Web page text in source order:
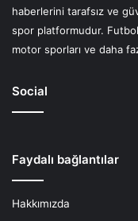
haberlerini tarafsız ve
spor platformudur.
motor sporları ve daha
Social
Faydalı bağlantılar
Hakkımızda